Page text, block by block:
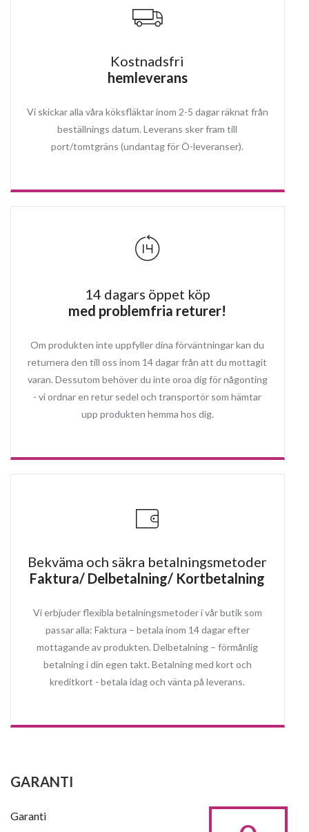
Kostnadsfri
hemleverans
Vi skickar alla våra köksfläktar inom 2-5 dagar räknat från
beställnings datum. Leverans sker fram till
port/tomtgräns (undantag för Ö-leveranser).
14 dagars öppet köp
med problemfria returer!
Om produkten inte uppfyller dina förväntningar kan du
returnera den till oss inom 14 dagar från att du mottagit
varan. Dessutom behöver du inte oroa dig för någonting
- vi ordnar en retur sedel och transportör som hämtar
upp produkten hemma hos dig.
Bekväma och säkra betalningsmetoder
Faktura/ Delbetalning/ Kortbetalning
Vi erbjuder flexibla betalningsmetoder i vår butik som
passar alla: Faktura – betala inom 14 dagar efter
mottagande av produkten. Delbetalning – förmånlig
betalning i din egen takt. Betalning med kort och
kreditkort - betala idag och vänta på leverans.
GARANTI
Garanti